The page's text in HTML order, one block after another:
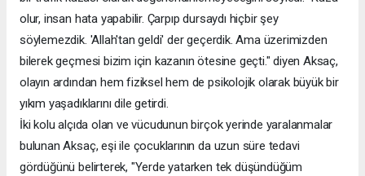
olur, insan hata yapabilir. Çarpıp dursaydı hiçbir şey
söylemezdik. 'Allah'tan geldi' der geçerdik. Ama üzerimizden
bilerek geçmesi bizim için kazanın ötesine geçti." diyen Aksaç,
olayın ardından hem fiziksel hem de psikolojik olarak büyük bir
yıkım yaşadıklarını dile getirdi.
İki kolu alçıda olan ve vücudunun birçok yerinde yaralanmalar
bulunan Aksaç, eşi ile çocuklarının da uzun süre tedavi
gördüğünü belirterek, "Yerde yatarken tek düşündüğüm